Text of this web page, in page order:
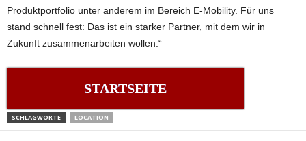
Produktportfolio unter anderem im Bereich E-Mobility. Für uns
stand schnell fest: Das ist ein starker Partner, mit dem wir in
Zukunft zusammenarbeiten wollen.“
STARTSEITE
SCHLAGWORTE LOCATION